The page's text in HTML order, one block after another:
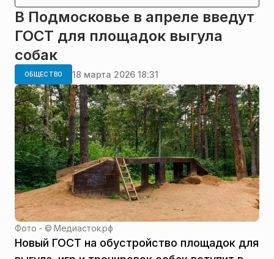
В Подмосковье в апреле введут
ГОСТ для площадок выгула
собак
ОБЩЕСТВО 18 марта 2026 18:31
Фото - ©Медиасток.рф
Новый ГОСТ на обустройство площадок для